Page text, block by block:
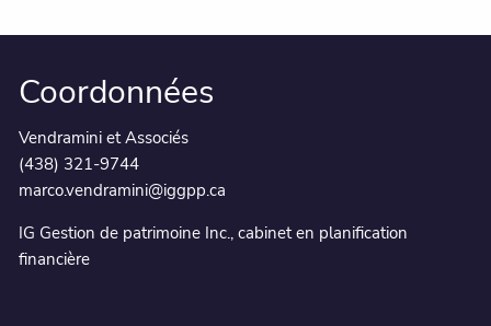
Coordonnées
Vendramini et Associés
(438) 321-9744
marco.vendramini@iggpp.ca
IG Gestion de patrimoine Inc., cabinet en planification
financière